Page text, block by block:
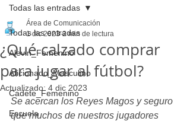
Todas las entradas
Alevin_Femenino
Aficionado_Masculino
Cadete_Femenino
Escuela
Todas las entradas
¿Qué calzado comprar
para jugar al fútbol?
Área de Comunicación
1 dic 2023 2 min de lectura
Actualizado: 4 dic 2023
Se acercan los Reyes Magos y seguro
que muchos de nuestros jugadores